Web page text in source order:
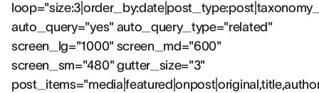
auto_query="yes" auto_query_type="related"
screen_lg="1000" screen_md="600"
screen_sm="480" gutter_size="3"